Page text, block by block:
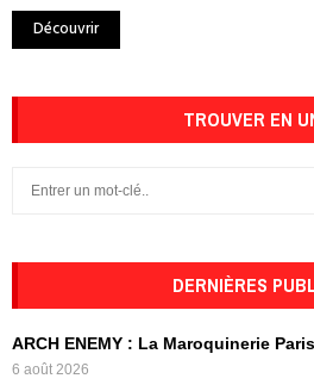
Découvrir
TROUVER EN
h
o
r
DERNIÈRES
ARCH ENEMY : La Maroquinerie Paris
6 août 2026